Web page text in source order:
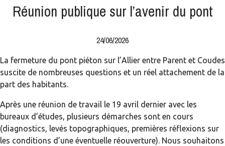
Réunion publique sur l’avenir du pont
24/06/2026
La fermeture du pont piéton sur l’Allier entre Parent et Coudes
suscite de nombreuses questions et un réel attachement de la
part des habitants.
Après une réunion de travail le 19 avril dernier avec les
bureaux d’études, plusieurs démarches sont en cours
(diagnostics, levés topographiques, premières réflexions sur
les conditions d’une éventuelle réouverture). Nous souhaitons